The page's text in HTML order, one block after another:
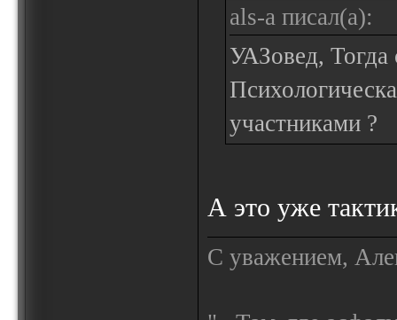
als-a писал(а):
УАЗовед, Тогда
участниками ?
А это уже
С уважением,